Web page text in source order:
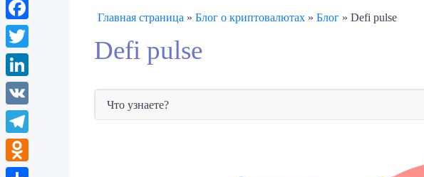
Главная страница » Блог о криптовалютах » Блог » Defi pulse
Defi pulse
Что узнаете?
Facebook
Twitter
LinkedIn
VK
Telegram
Odnoklassniki